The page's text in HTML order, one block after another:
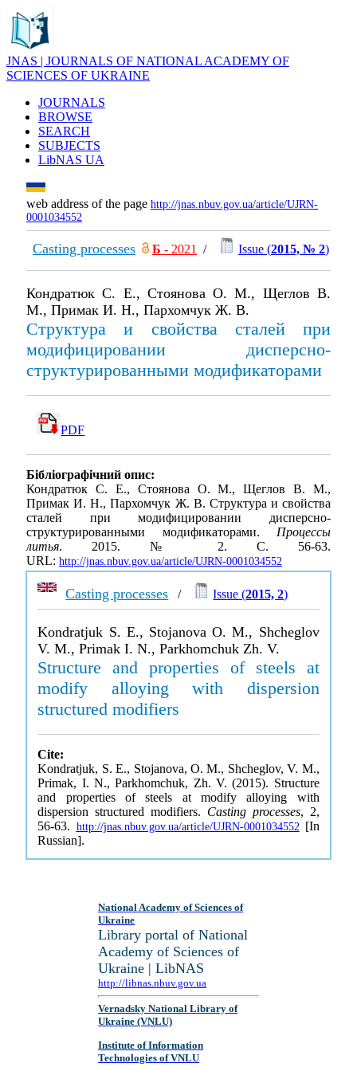
JNAS | JOURNALS OF NATIONAL ACADEMY OF
SCIENCES OF UKRAINE
JOURNALS
BROWSE
SEARCH
SUBJECTS
LibNAS UA
web address of the page http://jnas.nbuv.gov.ua/article/UJRN-
0001034552
Casting processes Б - 2021 / Issue (2015, № 2)
Кондратюк С. Е., Стоянова О. М., Щеглов В.
М., Примак И. Н., Пархомчук Ж. В.
Структура и свойства сталей при
модифицировании дисперсно-
структурированными модификаторами
PDF
Бібліографічний опис:
Кондратюк С. Е., Стоянова О. М., Щеглов В. М.,
Примак И. Н., Пархомчук Ж. В. Структура и свойства
сталей при модифицировании дисперсно-
структурированными модификаторами. Процессы
литья. 2015. № 2. С. 56-63.
URL: http://jnas.nbuv.gov.ua/article/UJRN-0001034552
Casting processes / Issue (2015, 2)
Kondratjuk S. E., Stojanova O. M., Shcheglov
V. M., Primak I. N., Parkhomchuk Zh. V.
Structure and properties of steels at
modify alloying with dispersion
structured modifiers
Cite:
Kondratjuk, S. E., Stojanova, O. M., Shcheglov, V. M.,
Primak, I. N., Parkhomchuk, Zh. V. (2015). Structure
and properties of steels at modify alloying with
dispersion structured modifiers. Casting processes, 2,
56-63. http://jnas.nbuv.gov.ua/article/UJRN-0001034552 [In
Russian].
National Academy of Sciences of
Ukraine
Library portal of National
Academy of Sciences of
Ukraine | LibNAS
http://libnas.nbuv.gov.ua
Vernadsky National Library of
Ukraine (VNLU)
Institute of Information
Technologies of VNLU